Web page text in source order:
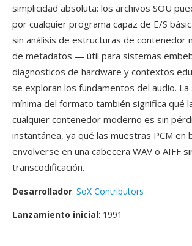
simplicidad absoluta: los archivos SOU
por cualquier programa capaz de E/S
sin análisis de estructuras de contenedor
de metadatos — útil para sistemas
diagnosticos de hardware y contextos
se exploran los fundamentos del audio.
mínima del formato también significa qué
cualquier contenedor moderno es sin
instantánea, ya qué las muestras PCM en
envolverse en una cabecera WAV o AIFF
transcodificación.
Desarrollador: SoX Contributors
Lanzamiento inicial: 1991